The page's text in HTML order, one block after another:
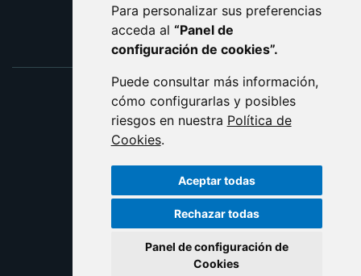
Para personalizar sus preferencias
acceda al “Panel de
configuración de cookies”.
Puede consultar más información,
cómo configurarlas y posibles
riesgos en nuestra Política de
Cookies.
Aceptar todas
Rechazar todas
Panel de configuración de
Cookies